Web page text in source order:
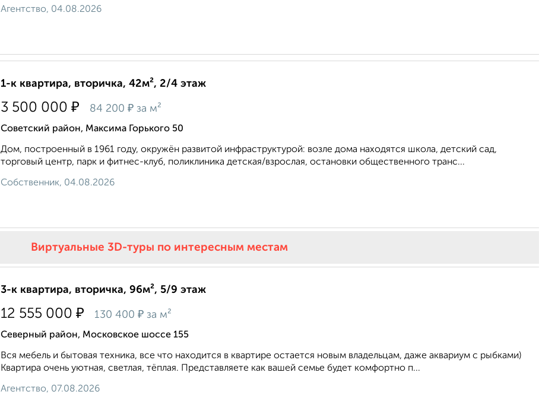
Агентство, 04.08.2026
1-к квартира, вторичка, 42м², 2/4 этаж
3 500 000 ₽ 84 200 ₽ за м²
Советский район, Максима Горького 50
Дом, построенный в 1961 году, окружён развитой инфраструктурой: возле дома находятся школа, детский сад,
торговый центр, парк и фитнес-клуб, поликлиника детская/взрослая, остановки общественного транс...
Собственник, 04.08.2026
Виртуальные 3D-туры по интересным местам
3-к квартира, вторичка, 96м², 5/9 этаж
12 555 000 ₽ 130 400 ₽ за м²
Северный район, Московское шоссе 155
Вся мебель и бытовая техника, все что находится в квартире остается новым владельцам, даже аквариум с рыбками)
Квартира очень уютная, светлая, тёплая. Представляете как вашей семье будет комфортно п...
Агентство, 07.08.2026